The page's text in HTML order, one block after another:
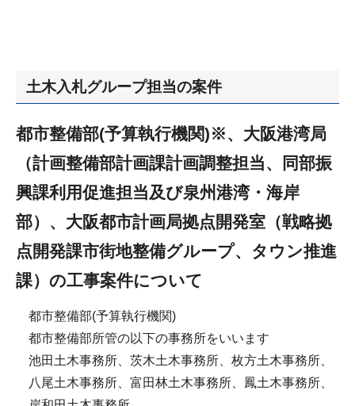
土木入札グループ担当の案件
都市整備部(予算執行機関)※、大阪港湾局
（計画整備部計画課計画調整担当、同部振
興課利用促進担当及び泉州港湾・海岸
部）、大阪都市計画局拠点開発室（戦略拠
点開発課市街地整備グループ、タウン推進
課）の工事案件について
都市整備部(予算執行機関)
都市整備部所管の以下の事務所をいいます
池田土木事務所、茨木土木事務所、枚方土木事務所、
八尾土木事務所、富田林土木事務所、鳳土木事務所、